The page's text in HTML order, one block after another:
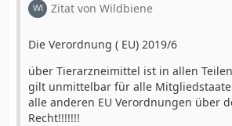
Zitat von Wildbiene
Die Verordnung ( EU) 2019/6
über Tierarzneimittel ist in allen
gilt unmittelbar für alle
alle anderen EU Verordnungen über
Recht!!!!!!!